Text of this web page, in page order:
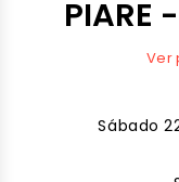
PIARE
Ver
Sábado